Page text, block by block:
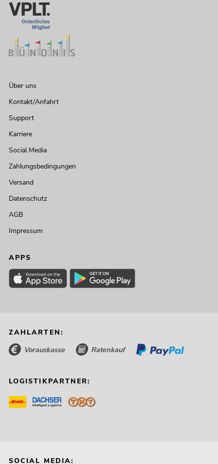
449,00
Mischverstärker
Über uns
Kontakt/Anfahrt
Support
Karriere
Social Media
Zahlungsbedingungen
Versand
Datenschutz
AGB
Impressum
APPS
ZAHLARTEN:
Vorauskasse Ratenkauf
LOGISTIKPARTNER:
SOCIAL MEDIA: